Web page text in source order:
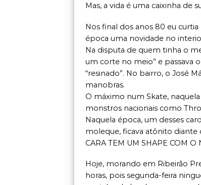
Mas, a vida é uma caixinha de
Nos final dos anos 80 eu curtia
época uma novidade no
Na disputa de quem tinha o
um corte no meio” e passava
“resinado”. No bairro, o José
manobras.
O máximo num Skate,
monstros nacionais como
Naquela época, um desses
moleque, ficava atônito diante
CARA TEM UM SHAPE COM O
Hoje, morando em Ribeirão
horas, pois segunda-feira